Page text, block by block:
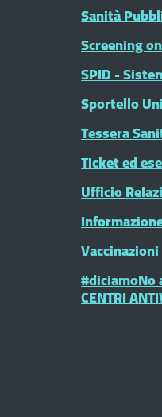
Sanità
Screening
SPID -
Sportello
Tessera
Ticket ed
Ufficio
#diciamoNo
CENTRI